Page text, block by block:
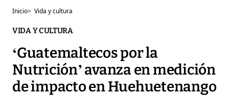
Inicio> Vida y cultura
VIDA Y CULTURA
‘Guatemaltecos por la
Nutrición’ avanza en medición
de impacto en Huehuetenango